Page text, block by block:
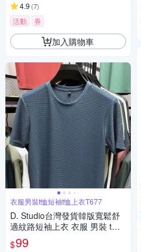
4.9 (7)
活動 券
加入購物車
衣服男裝t恤短袖t恤上衣T677
D. Studio台灣發貨韓版寬鬆舒
適紋路短袖上衣 衣服 男裝 t
恤 短袖t恤 上衣T677
$99